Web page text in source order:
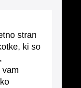
stran
ki so
vam